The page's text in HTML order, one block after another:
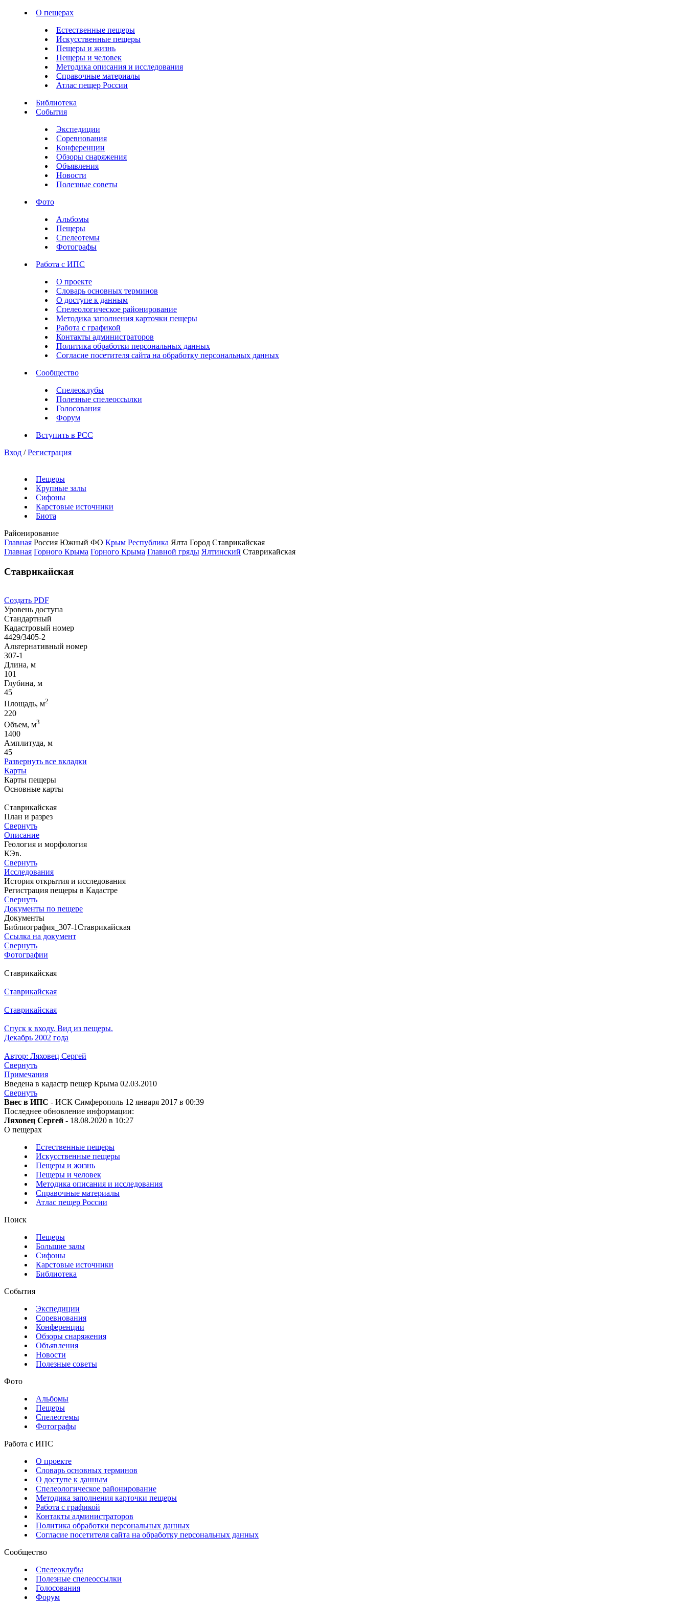
О пещерах
Естественные пещеры
Искусственные пещеры
Пещеры и жизнь
Пещеры и человек
Методика описания и исследования
Справочные материалы
Атлас пещер России
Библиотека
События
Экспедиции
Соревнования
Конференции
Обзоры снаряжения
Объявления
Новости
Полезные советы
Фото
Альбомы
Пещеры
Спелеотемы
Фотографы
Работа с ИПС
О проекте
Словарь основных терминов
О доступе к данным
Спелеологическое районирование
Методика заполнения карточки пещеры
Работа с графикой
Контакты администраторов
Политика обработки персональных данных
Согласие посетителя сайта на обработку персональных данных
Сообщество
Спелеоклубы
Полезные спелеоссылки
Голосования
Форум
Вступить в РСС
Вход / Регистрация
Пещеры
Крупные залы
Сифоны
Карстовые источники
Биота
Районирование
Главная Россия Южный ФО Крым Республика Ялта Город Ставрикайская
Главная Горного Крыма Горного Крыма Главной гряды Ялтинский Ставрикайская
Ставрикайская
Создать PDF
Уровень доступа
Стандартный
Кадастровый номер
4429/3405-2
Альтернативный номер
307-1
Длина, м
101
Глубина, м
45
Площадь, м2
220
Объем, м3
1400
Амплитуда, м
45
Развернуть все вкладки
Карты
Карты пещеры
Основные карты
Ставрикайская
План и разрез
Свернуть
Описание
Геология и морфология
КЭв.
Свернуть
Исследования
История открытия и исследования
Регистрация пещеры в Кадастре
Свернуть
Документы по пещере
Документы
Библиография_307-1Ставрикайская
Ссылка на документ
Свернуть
Фотографии
Ставрикайская
Ставрикайская
Ставрикайская
Спуск к входу. Вид из пещеры.
Декабрь 2002 года
Автор: Ляховец Сергей
Свернуть
Примечания
Введена в кадастр пещер Крыма 02.03.2010
Свернуть
Внес в ИПС - ИСК Симферополь 12 января 2017 в 00:39
Последнее обновление информации:
Ляховец Сергей - 18.08.2020 в 10:27
О пещерах
Естественные пещеры
Искусственные пещеры
Пещеры и жизнь
Пещеры и человек
Методика описания и исследования
Справочные материалы
Атлас пещер России
Поиск
Пещеры
Большие залы
Сифоны
Карстовые источники
Библиотека
События
Экспедиции
Соревнования
Конференции
Обзоры снаряжения
Объявления
Новости
Полезные советы
Фото
Альбомы
Пещеры
Спелеотемы
Фотографы
Работа с ИПС
О проекте
Словарь основных терминов
О доступе к данным
Спелеологическое районирование
Методика заполнения карточки пещеры
Работа с графикой
Контакты администраторов
Политика обработки персональных данных
Согласие посетителя сайта на обработку персональных данных
Сообщество
Спелеоклубы
Полезные спелеоссылки
Голосования
Форум